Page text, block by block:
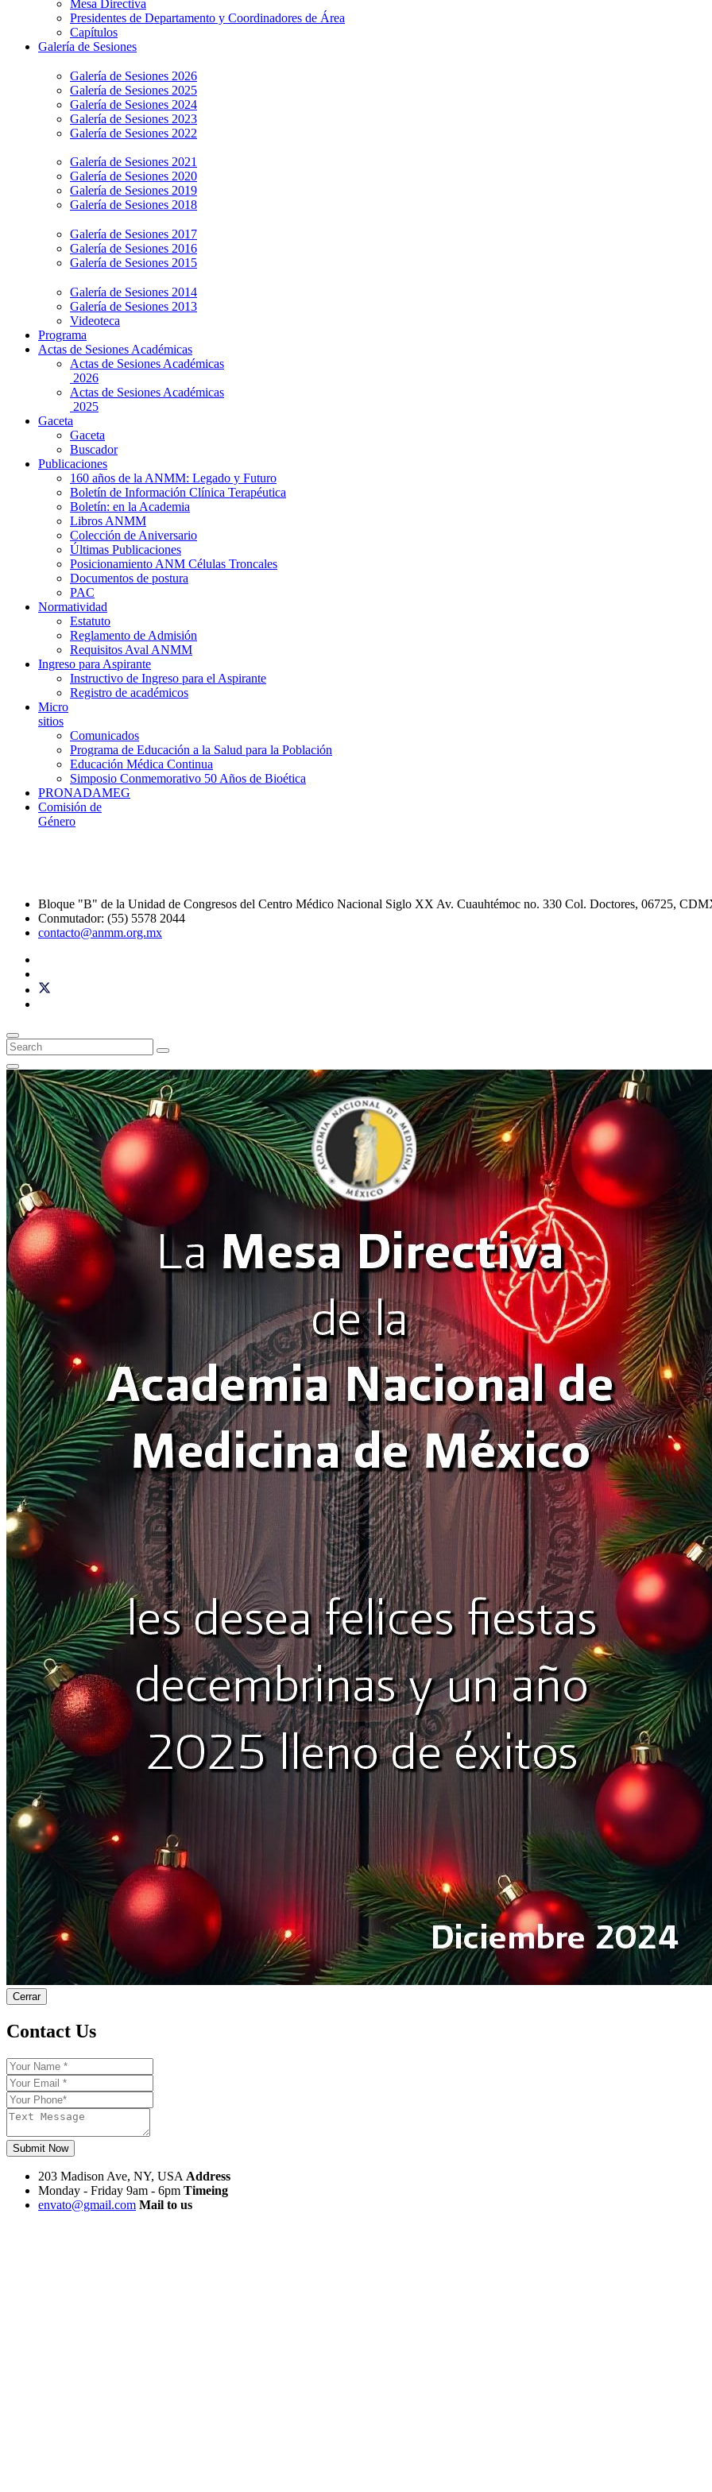
Mesa Directiva
Presidentes de Departamento y Coordinadores de Área
Capítulos
Galería de Sesiones
Galería de Sesiones 2026
Galería de Sesiones 2025
Galería de Sesiones 2024
Galería de Sesiones 2023
Galería de Sesiones 2022
Galería de Sesiones 2021
Galería de Sesiones 2020
Galería de Sesiones 2019
Galería de Sesiones 2018
Galería de Sesiones 2017
Galería de Sesiones 2016
Galería de Sesiones 2015
Galería de Sesiones 2014
Galería de Sesiones 2013
Videoteca
Programa
Actas de Sesiones Académicas
Actas de Sesiones Académicas
2026
Actas de Sesiones Académicas
2025
Gaceta
Gaceta
Buscador
Publicaciones
160 años de la ANMM: Legado y Futuro
Boletín de Información Clínica Terapéutica
Boletín: en la Academia
Libros ANMM
Colección de Aniversario
Últimas Publicaciones
Posicionamiento ANM Células Troncales
Documentos de postura
PAC
Normatividad
Estatuto
Reglamento de Admisión
Requisitos Aval ANMM
Ingreso para Aspirante
Instructivo de Ingreso para el Aspirante
Registro de académicos
Micro
sitios
Comunicados
Programa de Educación a la Salud para la Población
Educación Médica Continua
Simposio Conmemorativo 50 Años de Bioética
PRONADAMEG
Comisión de
Género
Bloque "B" de la Unidad de Congresos del Centro Médico Nacional Siglo XX Av. Cuauhtémoc no. 330 Col. Doctores, 06725,
Conmutador: (55) 5578 2044
contacto@anmm.org.mx
Cerrar
Contact Us
Submit Now
203 Madison Ave, NY, USA Address
Monday - Friday 9am - 6pm Timeing
envato@gmail.com Mail to us